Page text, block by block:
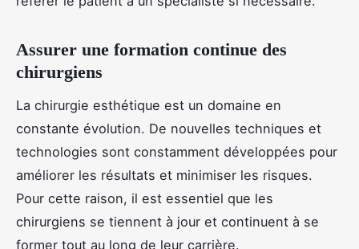
Assurer une formation continue des
chirurgiens
La chirurgie esthétique est un domaine en
constante évolution. De nouvelles techniques et
technologies sont constamment développées pour
améliorer les résultats et minimiser les risques.
Pour cette raison, il est essentiel que les
chirurgiens se tiennent à jour et continuent à se
former tout au long de leur carrière.